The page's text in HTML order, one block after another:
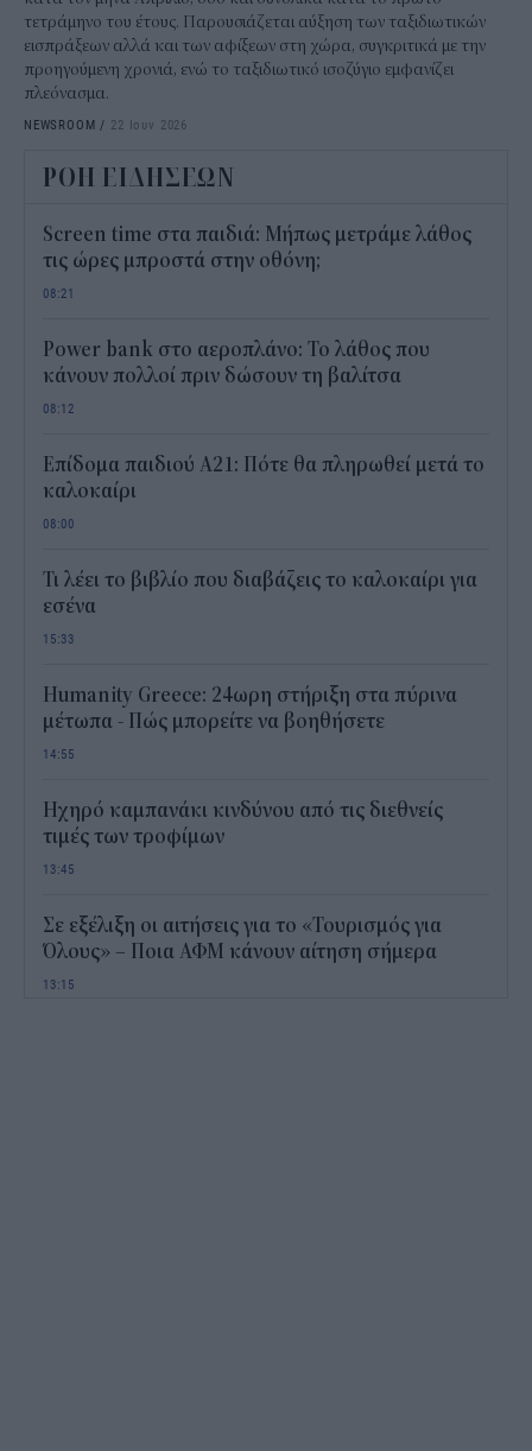
τετράμηνο του έτους. Παρουσιάζεται αύξηση των ταξιδιωτικών
εισπράξεων αλλά και των αφίξεων στη χώρα, συγκριτικά με την
προηγούμενη χρονιά, ενώ το ταξιδιωτικό ισοζύγιο εμφανίζει
πλεόνασμα.
NEWSROOM / 22 Ιουν 2026
ΡΟΗ ΕΙΔΗΣΕΩΝ
Screen time στα παιδιά: Μήπως μετράμε λάθος
τις ώρες μπροστά στην οθόνη;
08:21
Power bank στο αεροπλάνο: Το λάθος που
κάνουν πολλοί πριν δώσουν τη βαλίτσα
08:12
Επίδομα παιδιού Α21: Πότε θα πληρωθεί μετά το
καλοκαίρι
08:00
Τι λέει το βιβλίο που διαβάζεις το καλοκαίρι για
εσένα
15:33
Humanity Greece: 24ωρη στήριξη στα πύρινα
μέτωπα - Πώς μπορείτε να βοηθήσετε
14:55
Ηχηρό καμπανάκι κινδύνου από τις διεθνείς
τιμές των τροφίμων
13:45
Σε εξέλιξη οι αιτήσεις για το «Τουρισμός για
Όλους» – Ποια ΑΦΜ κάνουν αίτηση σήμερα
13:15